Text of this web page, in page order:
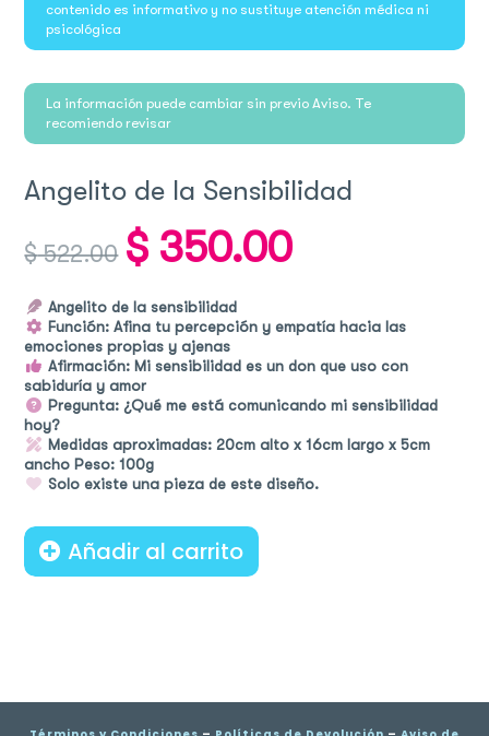
contenido es informativo y no sustituye atención médica ni
psicológica
La información puede cambiar sin previo Aviso. Te
recomiendo revisar
Angelito de la Sensibilidad
$522.00 Original
price
$ 522.00.
$350.00Current
price
Angelito de la sensibilidad
Función: Afina tu percepción y empatía hacia las
emociones propias y ajenas
Afirmación: Mi sensibilidad es un don que uso con
sabiduría y amor
Pregunta: ¿Qué me está comunicando mi sensibilidad
hoy?
Medidas aproximadas: 20cm alto x 16cm largo x 5cm
ancho Peso: 100g
Solo existe una pieza de este diseño.
Añadir al carrito